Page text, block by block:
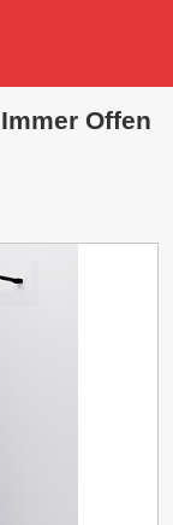
Offen